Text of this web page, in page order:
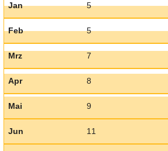
Jan 5
Feb 5
Mrz 7
Apr 8
Mai 9
Jun 11